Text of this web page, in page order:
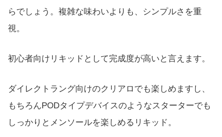
らでしょう。複雑な味わいよりも、シンプルさを重
視。
初心者向けリキッドとして完成度が高いと言えます。
ダイレクトラング向けのクリアロでも楽しめますし、
もちろんPODタイプデバイスのようなスターターでも
しっかりとメンソールを楽しめるリキッド。